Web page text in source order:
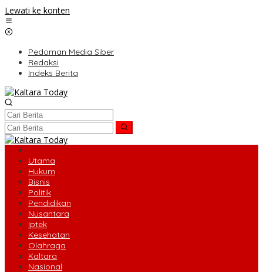
Lewati ke konten
Pedoman Media Siber
Redaksi
Indeks Berita
Utama
Hukum
Bisnis
Politik
Pendidikan
Nusantara
Iptek
Kesehatan
Olahraga
Kaltara
Nasional